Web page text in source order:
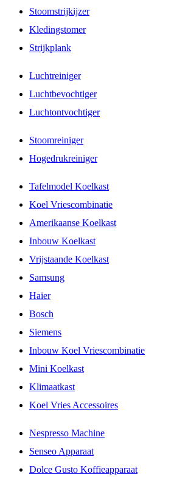
Stoomstrijkijzer
Kledingstomer
Strijkplank
Luchtreiniger
Luchtbevochtiger
Luchtontvochtiger
Stoomreiniger
Hogedrukreiniger
Tafelmodel Koelkast
Koel Vriescombinatie
Amerikaanse Koelkast
Inbouw Koelkast
Vrijstaande Koelkast
Samsung
Haier
Bosch
Siemens
Inbouw Koel Vriescombinatie
Mini Koelkast
Klimaatkast
Koel Vries Accessoires
Nespresso Machine
Senseo Apparaat
Dolce Gusto Koffieapparaat